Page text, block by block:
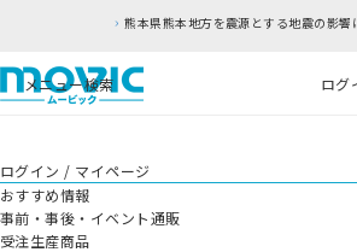
熊本県熊本地方を震源とする地震の影響につきまし
メニュー検索 ログ
ログイン / マイページ
おすすめ情報
事前・事後・イベント通販
受注生産商品